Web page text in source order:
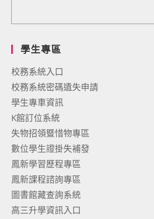
學生專區
校務系統入口
校務系統密碼遺失申請
學生專車資訊
K館訂位系統
失物招領暨惜物專區
數位學生證掛失補發
鳳新學習歷程專區
鳳新課程諮詢專區
圖書館藏查詢系統
高三升學資訊入口